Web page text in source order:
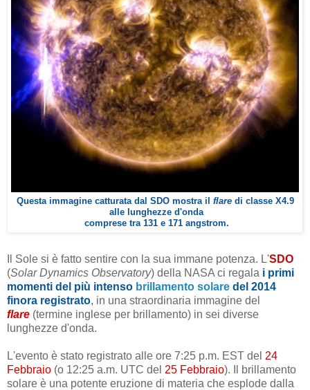
Questa immagine catturata dal SDO mostra il flaredi classe X4.9
alle lunghezze d'onda
comprese tra 131 e 171 angstrom.
Il Sole si è fatto sentire con la sua immane potenza. L'SDO
(Solar Dynamics Observatory) della NASA ci regala i primi
momenti del più intenso brillamento solare del 2014
finora registrato, in una straordinaria immagine del
flare (termine inglese per brillamento) in sei diverse
lunghezze d'onda.
L'evento è stato registrato alle ore 7:25 p.m. EST del 24
Febbraio (o 12:25 a.m. UTC del 25 Febbraio). Il brillamento
solare è una potente eruzione di materia che esplode dalla